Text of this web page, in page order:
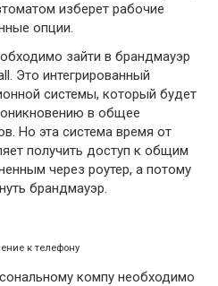
изберет рабочие
опции.
зайти в брандмауэр
Это интегрированный
системы, который будет
в общее
Но эта система время от
получить доступ к общим
через роутер, а потому
брандмауэр.
к телефону
компу необходимо